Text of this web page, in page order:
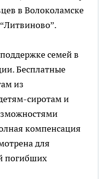
в Волоколамске
семей в
Бесплатные
из
сиротам и
компенсация
для
погибших